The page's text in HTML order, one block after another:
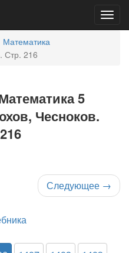
Математика
Стр. 216
5
Чесноков.
Следующее →